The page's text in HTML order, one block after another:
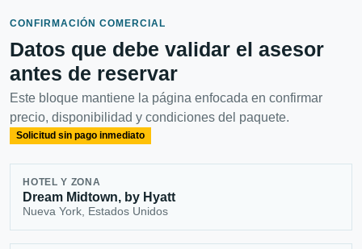
CONFIRMACIÓN COMERCIAL
Datos que debe validar el asesor
antes de reservar
Este bloque mantiene la página enfocada en confirmar
precio, disponibilidad y condiciones del paquete.
Solicitud sin pago inmediato
HOTEL Y ZONA
Dream Midtown, by Hyatt
Nueva York, Estados Unidos